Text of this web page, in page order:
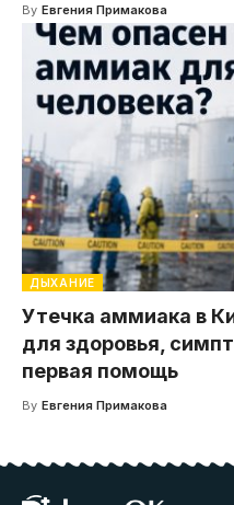
By Евгения Примакова
ДЫХАНИЕ
Утечка аммиака в
для здоровья,
первая помощь
By Евгения Примакова